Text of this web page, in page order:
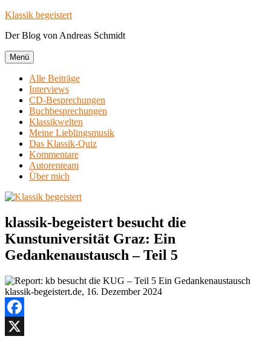
Zum
springen
Klassik begeistert
Der Blog von Andreas Schmidt
Menü
Alle Beiträge
Interviews
CD-Besprechungen
Buchbesprechungen
Klassikwelten
Meine Lieblingsmusik
Das Klassik-Quiz
Kommentare
Autorenteam
Über mich
klassik-begeistert besucht die
Kunstuniversität Graz: Ein
Gedankenaustausch – Teil 5
Facebook